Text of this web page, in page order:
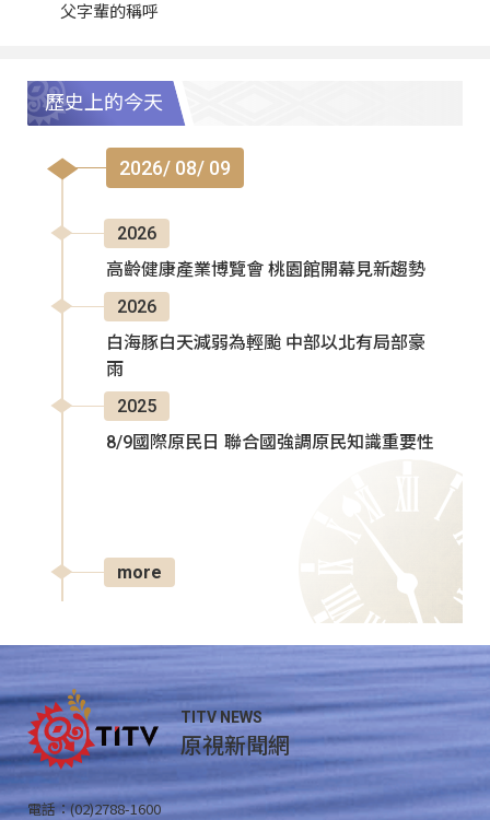
父字輩的稱呼
歷史上的今天
2026/ 08/ 09
2026
高齡健康產業博覽會 桃園館開幕見新趨勢
2026
白海豚白天減弱為輕颱 中部以北有局部豪
雨
2025
8/9國際原民日 聯合國強調原民知識重要性
more
TITV NEWS
原視新聞網
電話：(02)2788-1600